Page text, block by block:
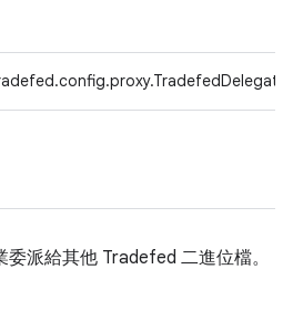
派給其他 Tradefed 二進位檔。